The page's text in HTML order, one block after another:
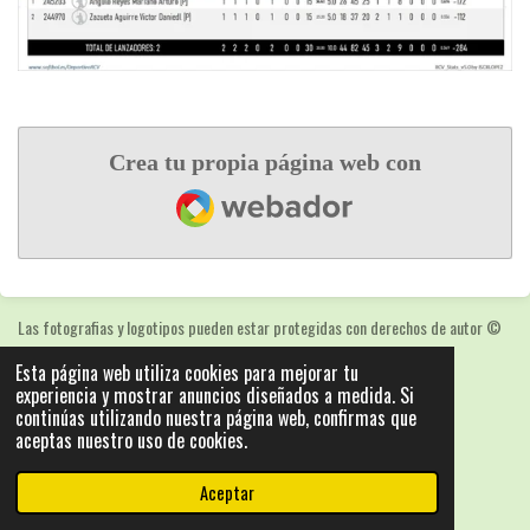
Esta página web utiliza cookies para mejorar tu
experiencia y mostrar anuncios diseñados a medida. Si
continúas utilizando nuestra página web, confirmas que
aceptas nuestro uso de cookies.
Aceptar
Crea tu propia página web con
Webador
Las fotografias y logotipos pueden estar protegidas con derechos de autor©
2025: Statics - by ISCRLopez APP_Stats_v5.103
Con la tecnología deWebador